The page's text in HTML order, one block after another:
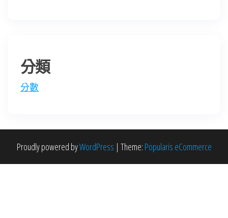
分類
分數
Proudly powered byWordPress | Theme: Popularis eCommerce